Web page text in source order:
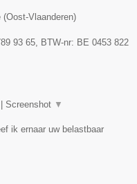
(Oost-Vlaanderen)
93 65 , BTW-nr: BE 0453 822
| Screenshot ▼
ik ernaar uw belastbaar